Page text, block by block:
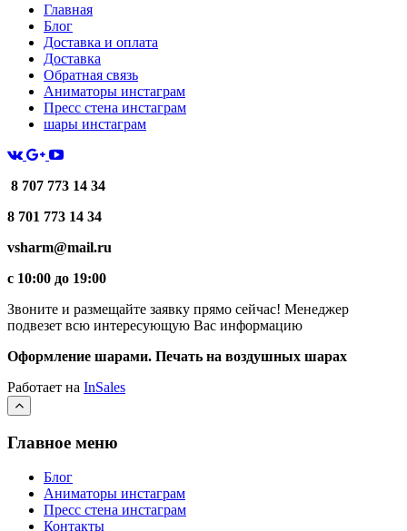
Главная
Блог
Доставка и оплата
Доставка
Обратная связь
Аниматоры инстаграм
Пресс стена инстаграм
шары инстаграм
8 707 773 14 34
8 701 773 14 34
vsharm@mail.ru
c 10:00 до 19:00
Звоните и размещайте заявку прямо сейчас! Менеджер
подвезет всю интересующую Вас информацию
Оформление шарами. Печать на воздушных шарах
Работает на InSales
Главное меню
Блог
Аниматоры инстаграм
Пресс стена инстаграм
Контакты